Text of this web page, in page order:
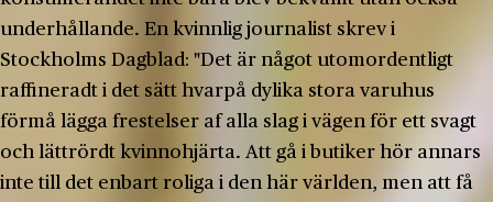
underhållande. En kvinnlig journalist skrev i
Stockholms Dagblad: "Det är något utomordentligt
raffineradt i det sätt hvarpå dylika stora varuhus
förmå lägga frestelser af alla slag i vägen för ett svagt
och lättrördt kvinnohjärta. Att gå i butiker hör annars
inte till det enbart roliga i den här världen, men att få